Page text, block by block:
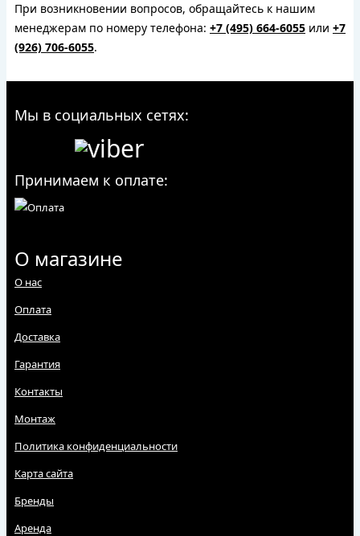
При возникновении вопросов, обращайтесь к нашим
менеджерам по номеру телефона: +7 (495) 664-6055 или +7
(926) 706-6055.
Мы в социальных сетях:
Принимаем к оплате:
О магазине
О нас
Оплата
Доставка
Гарантия
Контакты
Монтаж
Политика конфиденциальности
Карта сайта
Бренды
Аренда